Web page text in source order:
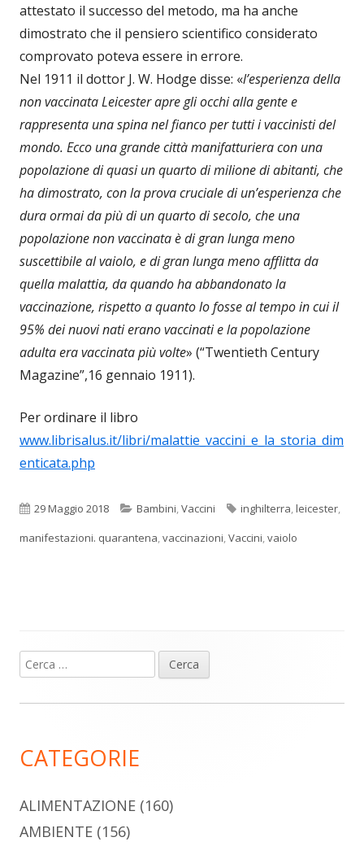
attestato il successo del metodo, ma ha anche
dimostrato che il pensiero scientifico considerato
comprovato poteva essere in errore.
Nel 1911 il dottor J. W. Hodge disse: «l’esperienza della
non vaccinata Leicester apre gli occhi alla gente e
rappresenta una spina nel fianco per tutti i vaccinisti del
mondo. Ecco una grande città manifatturiera con una
popolazione di quasi un quarto di milione di abitanti, che
ha dimostrato, con la prova cruciale di un’esperienza che
dura ormai da più di un quarto di secolo, che una
popolazione non vaccinata è di gran lunga meno
suscettibile al vaiolo, e di gran lunga meno afflitta da
quella malattia, da quando ha abbandonato la
vaccinazione, rispetto a quanto lo fosse al tempo in cui il
95% dei nuovi nati erano vaccinati e la popolazione
adulta era vaccinata più volte» (“Twentieth Century
Magazine”,16 gennaio 1911).
Per ordinare il libro
www.librisalus.it/libri/malattie_vaccini_e_la_storia_dim
enticata.php
Pubblicato
29 Maggio 2018 Categorie
Bambini,Vaccini Tag
inghilterra,leicester,
manifestazioni. quarantena,vaccinazioni,Vaccini,vaiolo
Barra
laterale
Ricerca
per:
CATEGORIE
ALIMENTAZIONE (160)
AMBIENTE (156)